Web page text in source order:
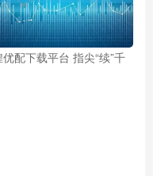
配下载平台 指尖“续”千